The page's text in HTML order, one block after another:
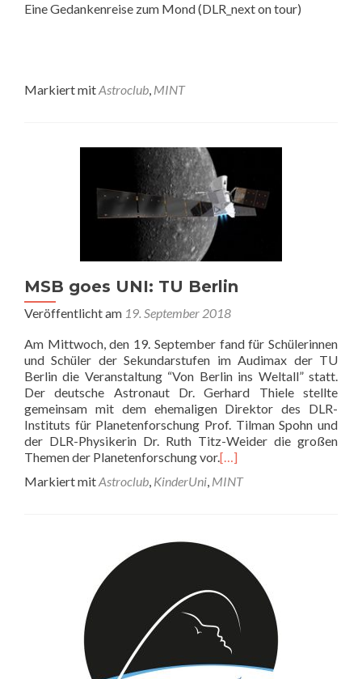
Eine Gedankenreise zum Mond (DLR_next on tour)
Markiert mitAstroclub, MINT
MSB goes UNI: TU Berlin
Veröffentlicht am 19. September 2018
Am Mittwoch, den 19. September fand für Schülerinnen
und Schüler der Sekundarstufen im Audimax der TU
Berlin die Veranstaltung “Von Berlin ins Weltall” statt.
Der deutsche Astronaut Dr. Gerhard Thiele stellte
gemeinsam mit dem ehemaligen Direktor des DLR-
Instituts für Planetenforschung Prof. Tilman Spohn und
der DLR-Physikerin Dr. Ruth Titz-Weider die großen
Themen der Planetenforschung vor.[…]
Markiert mitAstroclub, KinderUni, MINT